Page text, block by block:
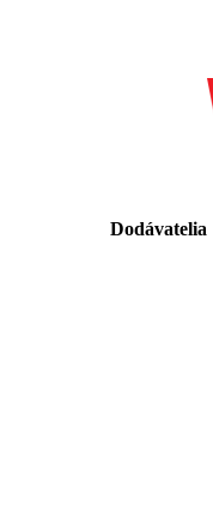
Dodávatelia